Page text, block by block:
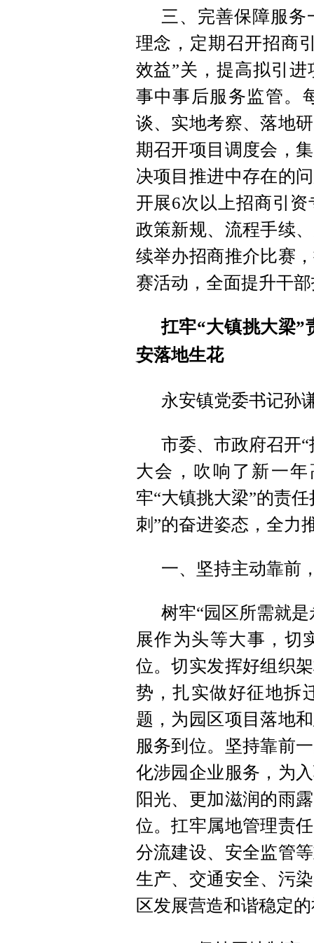
三、完善保障服
理念，定期召开招商
效益”关，提高拟引
事中事后服务监管。
谈、实地考察、落地
期召开项目调度会，
决项目推进中存在的
开展6次以上招商引
政策新规、流程手续
续举办招商推介比赛
赛活动，全面提升干
扛牢“大镇挑大梁”
安落地生花
永安镇党委书记孙
市委、市政府召开
大会，吹响了新一
牢“大镇挑大梁”的责
刺”的奋进姿态，全力
一、坚持主动靠前
树牢“园区所需就
展作为头等大事，切
位。切实发挥好组织
势，扎实做好征地拆
题，为园区项目落地
服务到位。坚持靠前
化涉园企业服务，为
阳光、更加滋润的雨
位。扛牢属地管理责
分流建设、安全监管
生产、交通安全、污
区发展营造和谐稳定